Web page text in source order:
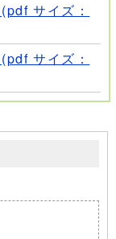
サイズ：
サイズ：